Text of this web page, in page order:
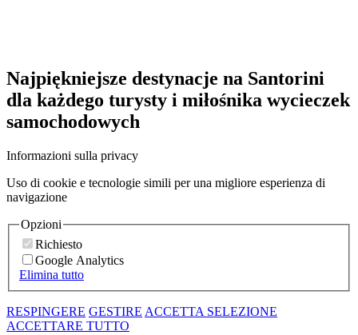
Najpiękniejsze destynacje na Santorini
dla każdego turysty i miłośnika wycieczek
samochodowych
Informazioni sulla privacy
Uso di cookie e tecnologie simili per una migliore esperienza di
navigazione
Opzioni
Richiesto
Google Analytics
Elimina tutto
RESPINGERE GESTIRE ACCETTA SELEZIONE
ACCETTARE TUTTO